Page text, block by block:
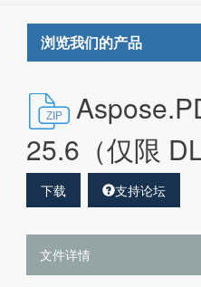
浏览我们的产品
25.6（仅限
下载 支持论坛
文件详情